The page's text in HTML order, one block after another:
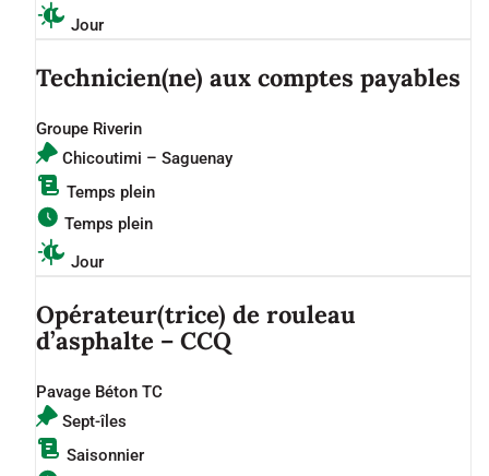
Jour
Technicien(ne) aux comptes payables
Groupe Riverin
Chicoutimi – Saguenay
Temps plein
Temps plein
Jour
Opérateur(trice) de rouleau
d’asphalte – CCQ
Pavage Béton TC
Sept-îles
Saisonnier